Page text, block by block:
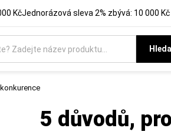
KčJednorázová sleva 2% zbývá: 10 000 Kč
5 důvodů,